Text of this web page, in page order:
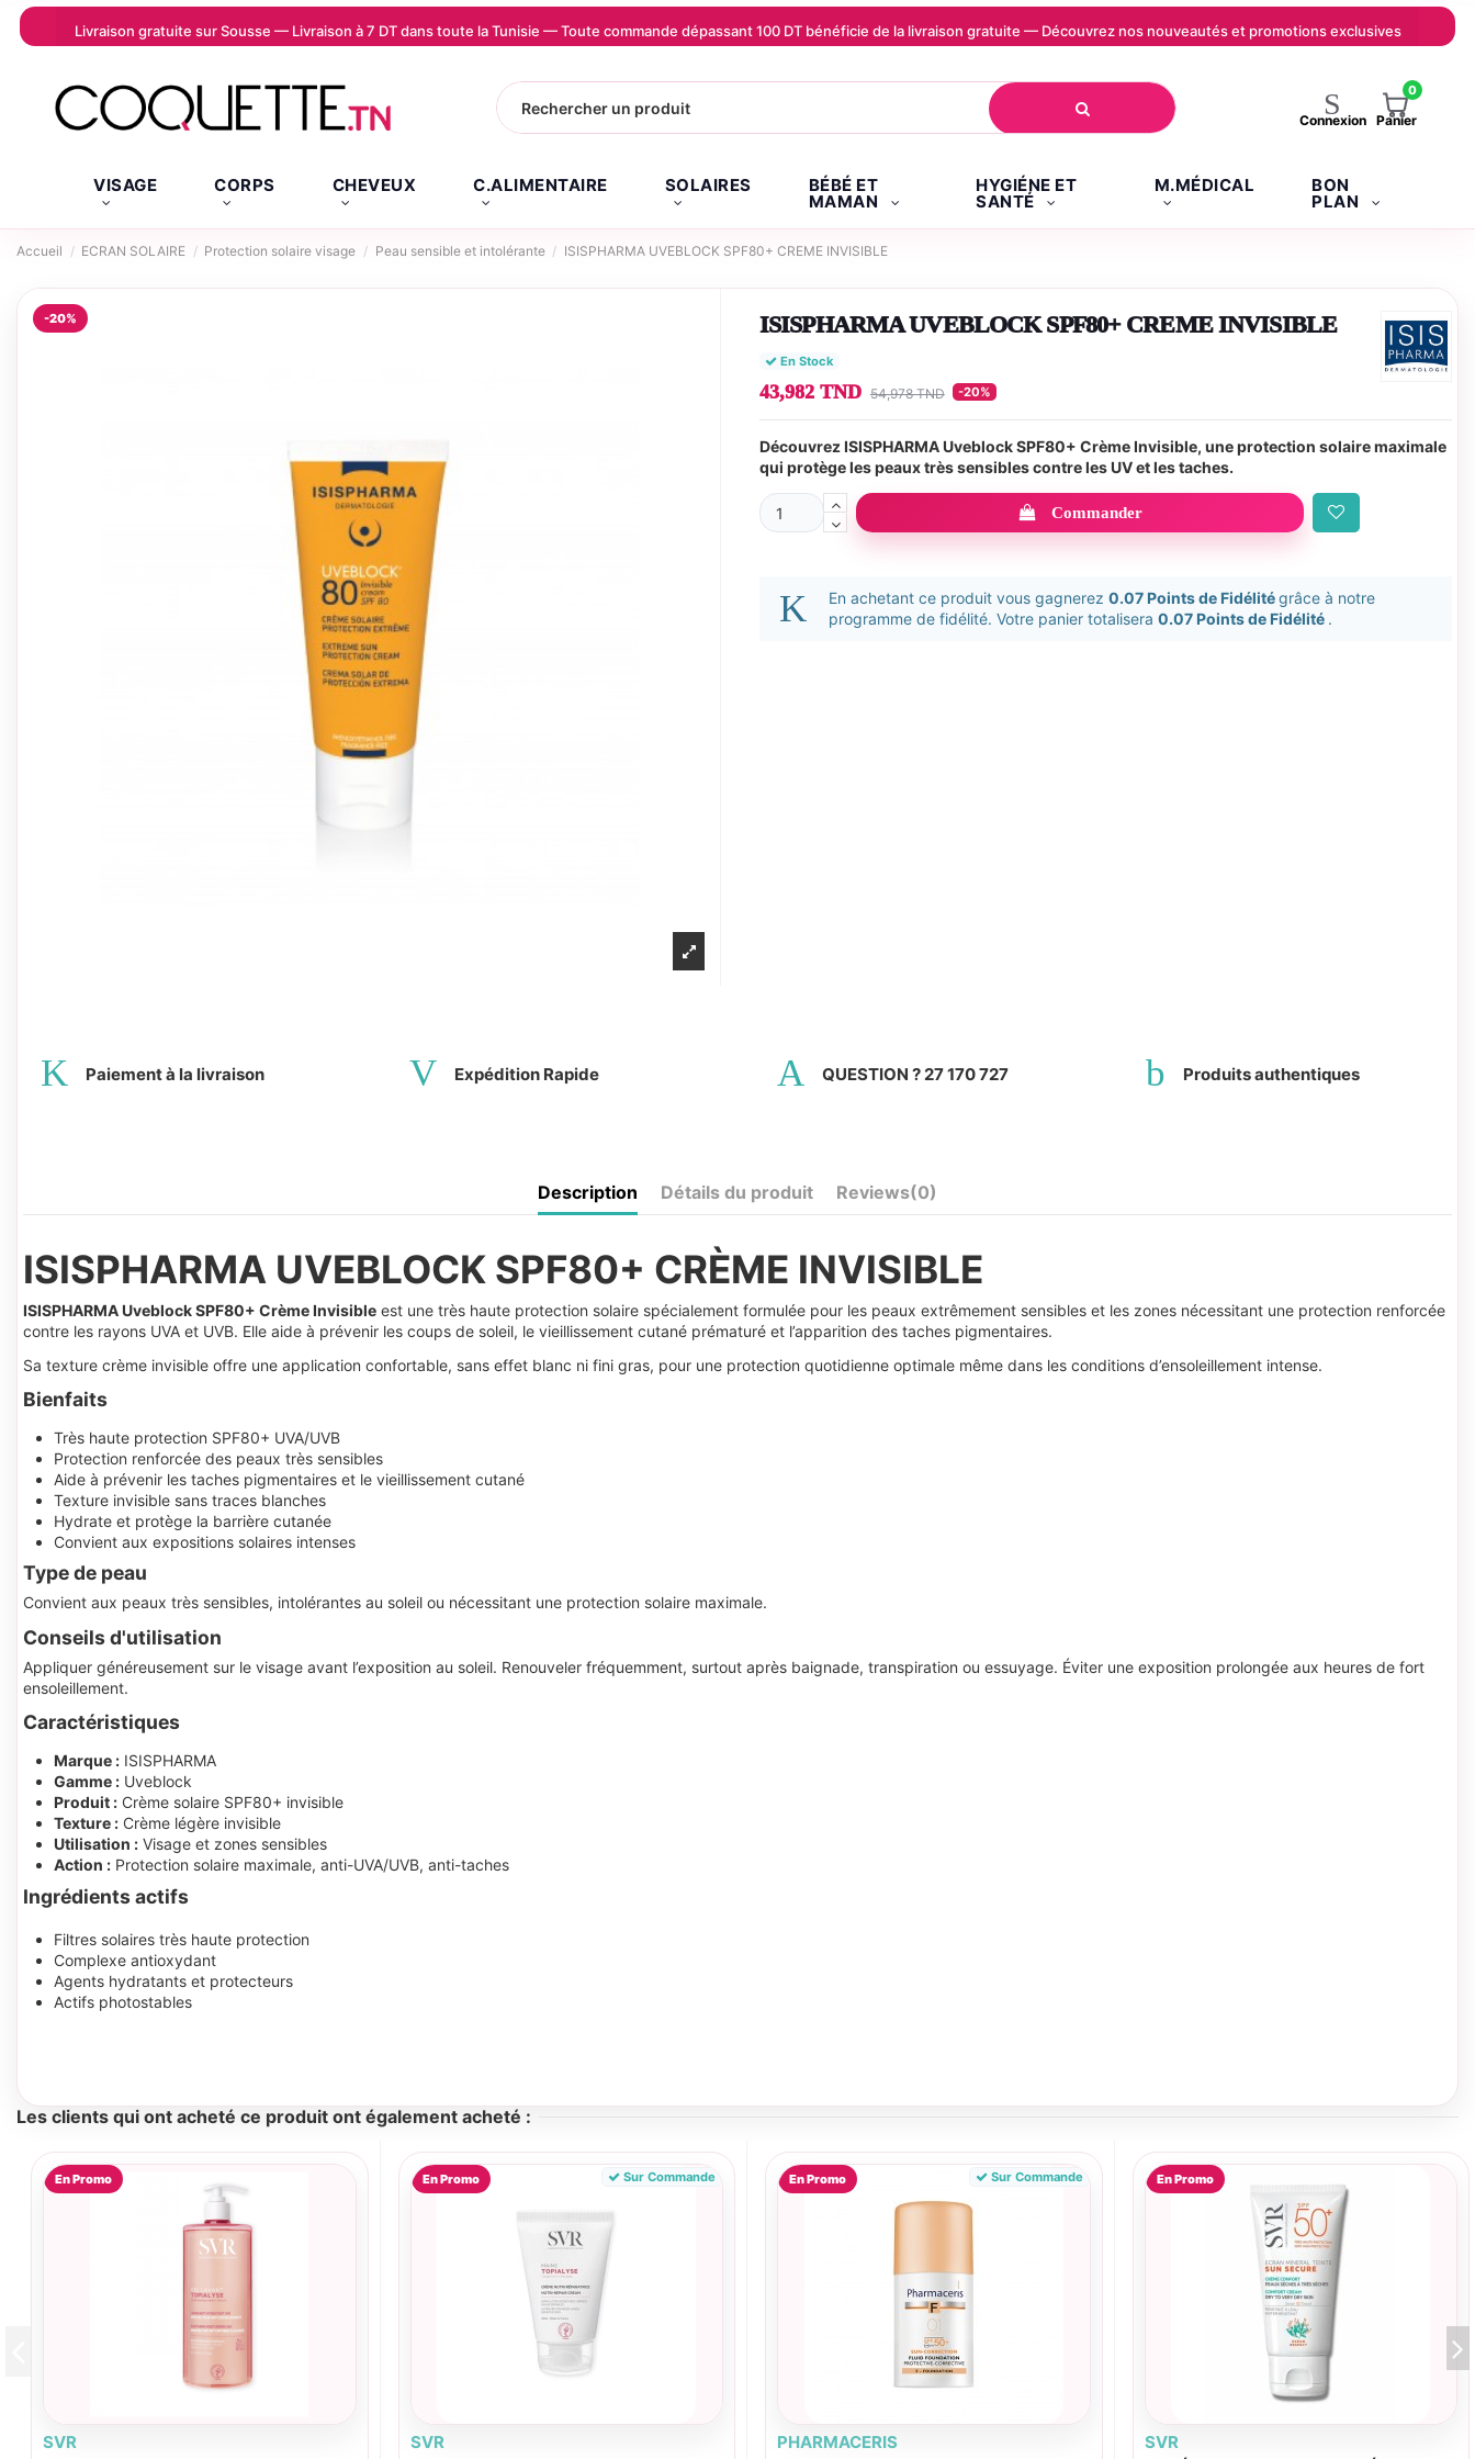
Livraison gratuite sur Sousse — Livraison à 7 DT dans toute la Tunisie — Toute commande dépassant 100 DT bénéficie de la livraison gratuite — Découvrez nos nouveautés et promotions exclusives
Connexion
0
Panier
VISAGE CORPS CHEVEUX C.ALIMENTAIRE SOLAIRES BÉBÉ ET
MAMAN
HYGIÉNE ET
SANTÉ
M.MÉDICAL BON
PLAN
Accueil ECRAN SOLAIRE Protection solaire visage Peau sensible et intolérante ISISPHARMA UVEBLOCK SPF80+ CREME INVISIBLE
-20% ISISPHARMA UVEBLOCK SPF80+ CREME INVISIBLE
En Stock
43,982 TND 54,978 TND -20%
Découvrez ISISPHARMA Uveblock SPF80+ Crème Invisible, une protection solaire maximale
qui protège les peaux très sensibles contre les UV et les taches.
Commander
En achetant ce produit vous gagnerez 0.07 Points de Fidélitégrâce à notre
programme de fidélité. Votre panier totalisera 0.07 Points de Fidélité .
Paiement à la livraison Expédition Rapide QUESTION ? 27 170 727 Produits authentiques
Description Détails du produit Reviews(0)
ISISPHARMA UVEBLOCK SPF80+ CRÈME INVISIBLE
ISISPHARMA Uveblock SPF80+ Crème Invisible est une très haute protection solaire spécialement formulée pour les peaux extrêmement sensibles et les zones nécessitant une protection renforcée
contre les rayons UVA et UVB. Elle aide à prévenir les coups de soleil, le vieillissement cutané prématuré et l’apparition des taches pigmentaires.
Sa texture crème invisible offre une application confortable, sans effet blanc ni fini gras, pour une protection quotidienne optimale même dans les conditions d’ensoleillement intense.
Bienfaits
Très haute protection SPF80+ UVA/UVB
Protection renforcée des peaux très sensibles
Aide à prévenir les taches pigmentaires et le vieillissement cutané
Texture invisible sans traces blanches
Hydrate et protège la barrière cutanée
Convient aux expositions solaires intenses
Type de peau
Convient aux peaux très sensibles, intolérantes au soleil ou nécessitant une protection solaire maximale.
Conseils d'utilisation
Appliquer généreusement sur le visage avant l’exposition au soleil. Renouveler fréquemment, surtout après baignade, transpiration ou essuyage. Éviter une exposition prolongée aux heures de fort
ensoleillement.
Caractéristiques
Marque : ISISPHARMA
Gamme : Uveblock
Produit : Crème solaire SPF80+ invisible
Texture : Crème légère invisible
Utilisation : Visage et zones sensibles
Action : Protection solaire maximale, anti-UVA/UVB, anti-taches
Ingrédients actifs
Filtres solaires très haute protection
Complexe antioxydant
Agents hydratants et protecteurs
Actifs photostables
Les clients qui ont acheté ce produit ont également acheté :
En Promo
SVR
En Promo Sur Commande
SVR
En Promo Sur Commande
PHARMACERIS
En Promo
SVR